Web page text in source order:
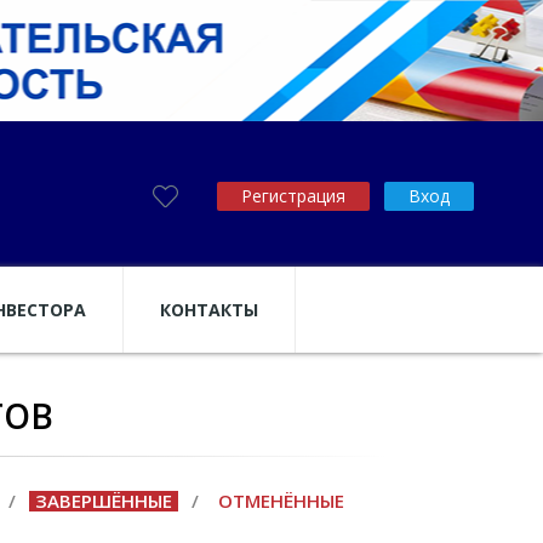
Регистрация Вход
КОНТАКТЫ
/ ЗАВЕРШЁННЫЕ / ОТМЕНЁННЫЕ